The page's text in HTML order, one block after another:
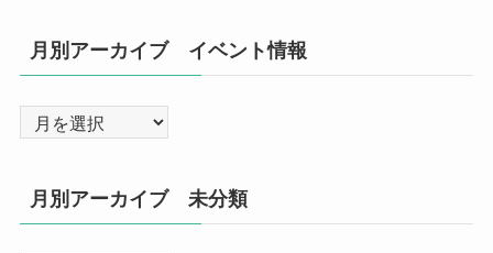
月別アーカイブ イベント情報
月別アーカイブ 未分類